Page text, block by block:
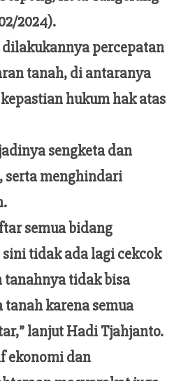
2024).
percepatan
tanah, di antaranya
hukum hak atas
sengketa dan
menghindari
semua bidang
tidak ada lagi cekcok
tanahnya tidak bisa
karena semua
lanjut Hadi Tjahjanto.
ekonomi dan